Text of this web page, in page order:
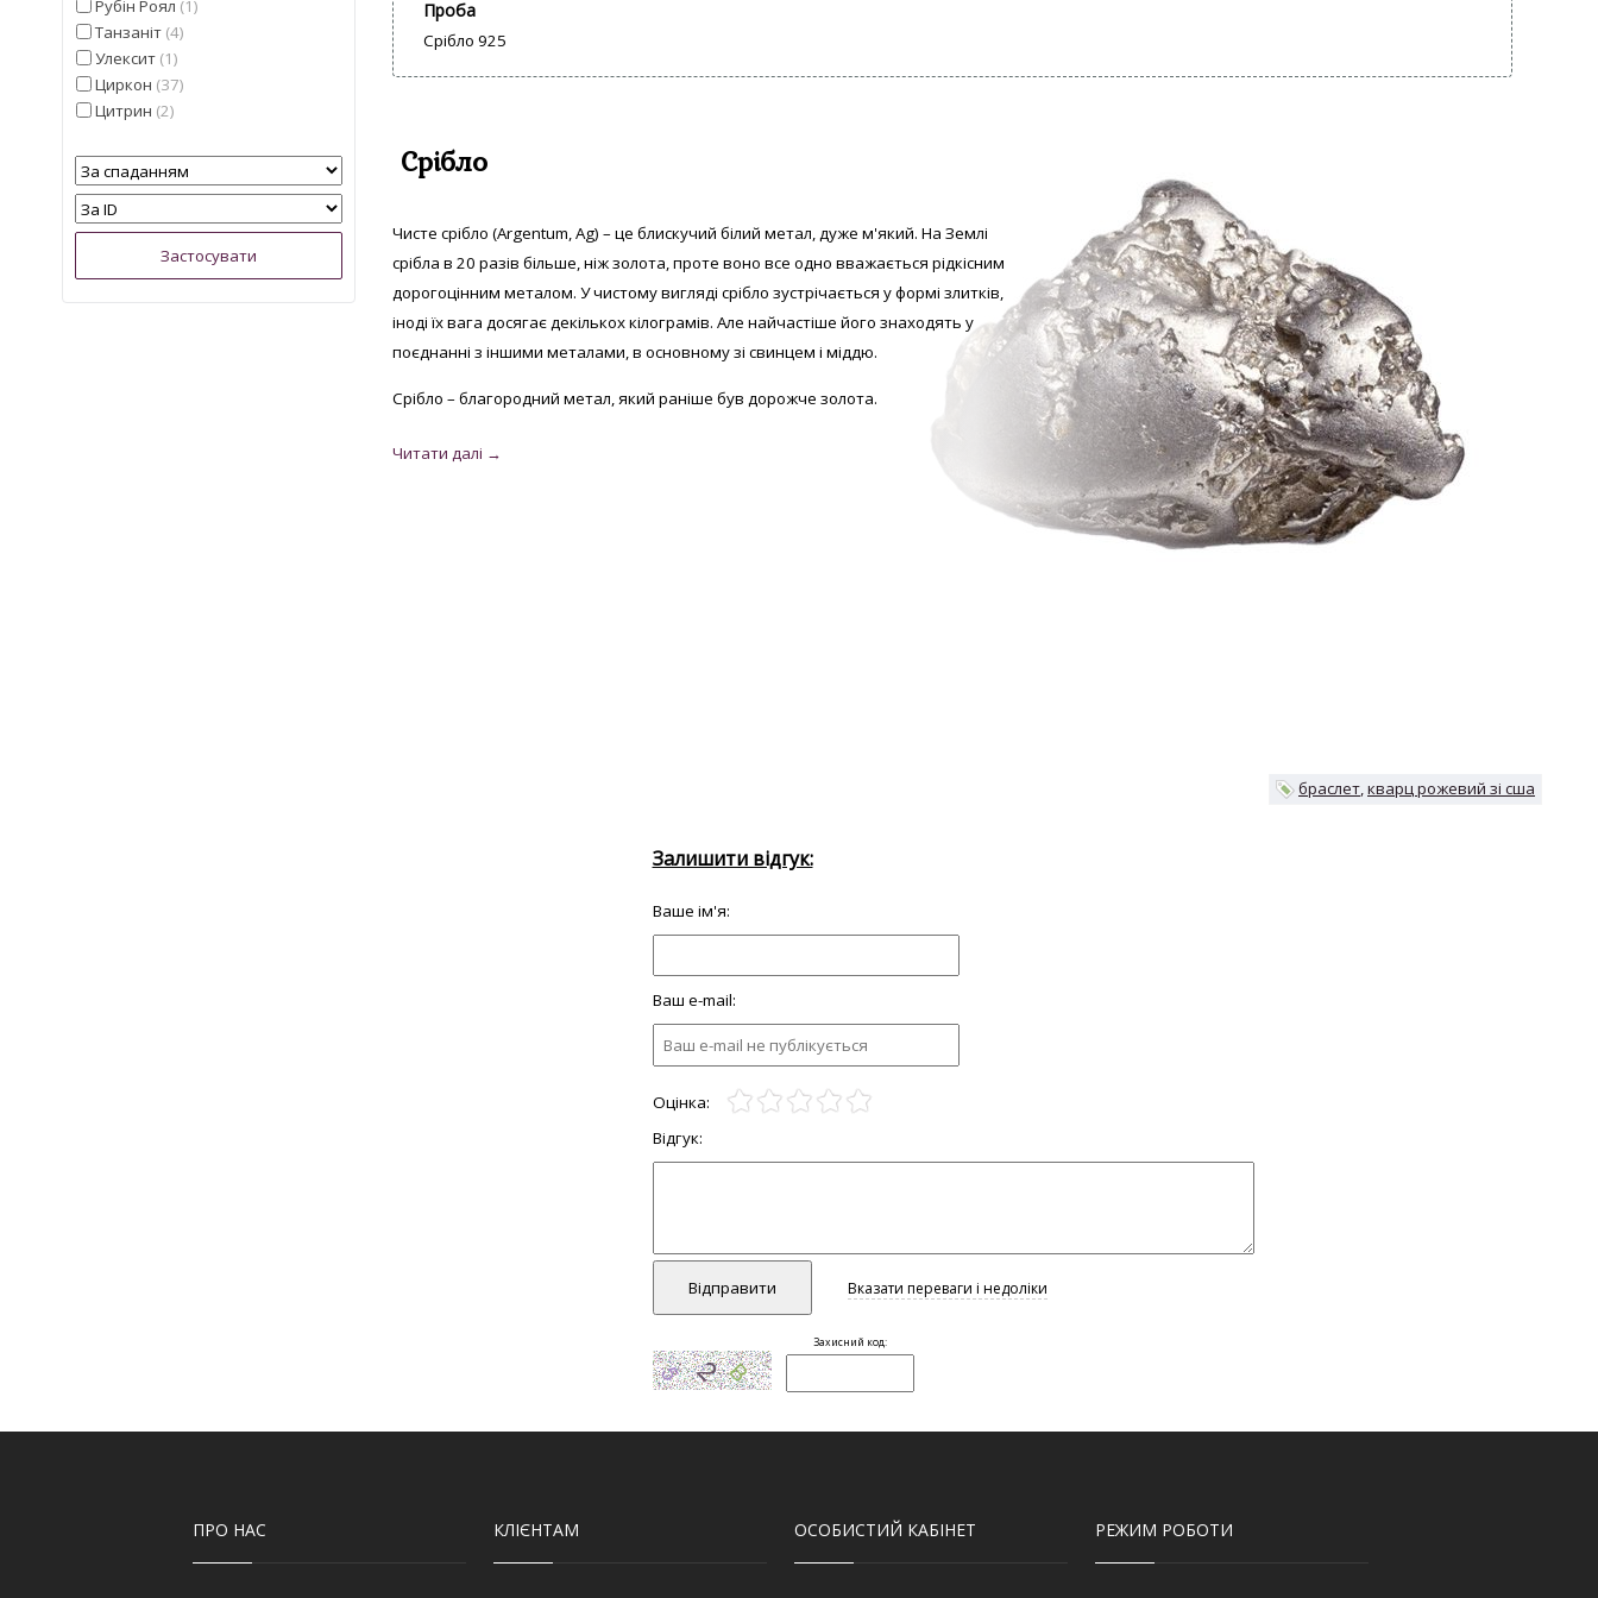
Рубін Роял 1
Танзаніт 4
Улексит 1
Циркон 37
Цитрин 2
Проба
Срібло 925
Срібло
Чисте срібло (Argentum, Аg) – це блискучий білий метал, дуже м'який. На Землі
срібла в 20 разів більше, ніж золота, проте воно все одно вважається рідкісним
дорогоцінним металом. Учистому вигляді срібло зустрічається у формі злитків,
іноді їх вага досягає декількох кілограмів. Але найчастіше його знаходять у
поєднанні з іншими металами, в основному зі свинцем і міддю.
Срібло – благородний метал, який раніше був дорожче золота.
браслет кварц рожевий зі сша
ПРО НАС КЛІЄНТАМ ОСОБИСТИЙ КАБІНЕТ РЕЖИМ РОБОТИ